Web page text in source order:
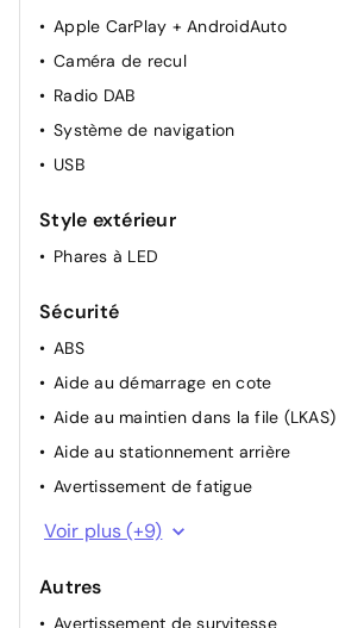
Prise 12 V
Rétroviseurs extérieurs à réglage
Rétroviseurs extérieurs noirs
Rétroviseurs extérieurs rabattables
Siège conducteur à réglage lombaire
Vitres électriques avant et arrière
Apple CarPlay + AndroidAuto
Caméra de recul
Radio DAB
Système de navigation
USB
Style extérieur
Phares à LED
Sécurité
ABS
Aide au démarrage en cote
Aide au maintien dans la file (LKAS)
Aide au stationnement arrière
Avertissement de fatigue
Détecteur de pluie
Programme de stabilité électronique
Voir plus (+9)
Autres
Avertissement de survitesse